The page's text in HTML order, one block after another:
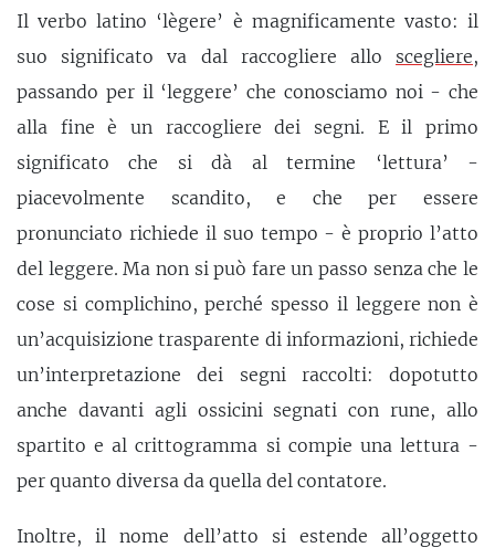
Il verbo latino ‘lègere’ è magnificamente vasto: il
suo significato va dal raccogliere allo scegliere,
passando per il ‘leggere’ che conosciamo noi - che
alla fine è un raccogliere dei segni. E il primo
significato che si dà al termine ‘lettura’ -
piacevolmente scandito, e che per essere
pronunciato richiede il suo tempo - è proprio l’atto
del leggere. Ma non si può fare un passo senza che le
cose si complichino, perché spesso il leggere non è
un’acquisizione trasparente di informazioni, richiede
un’interpretazione dei segni raccolti: dopotutto
anche davanti agli ossicini segnati con rune, allo
spartito e al crittogramma si compie una lettura -
per quanto diversa da quella del contatore.
Inoltre, il nome dell’atto si estende all’oggetto